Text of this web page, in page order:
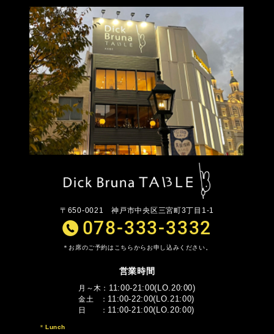
〒650-0021神戸市中央区三宮町3丁目1-1
078-333-3332
お席のご予約はこちらからお申し込みください。
営業時間
月～木 11:00-21:00(LO.20:00)
金土 11:00-22:00(LO.21:00)
日 11:00-21:00(LO.20:00)
Lunch